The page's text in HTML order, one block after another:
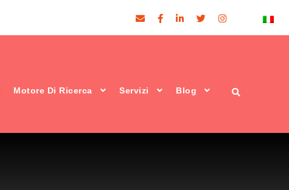
Motore Di Ricerca Servizi Blog